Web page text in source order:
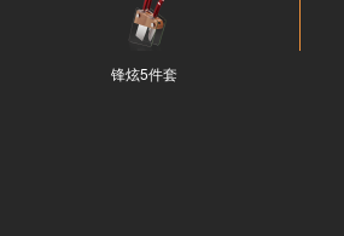
锋炫5件套